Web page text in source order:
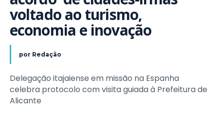
voltado ao turismo,
economia e inovação
por Redação
Delegação itajaiense em missão na Espanha
celebra protocolo com visita guiada à Prefeitura de
Alicante